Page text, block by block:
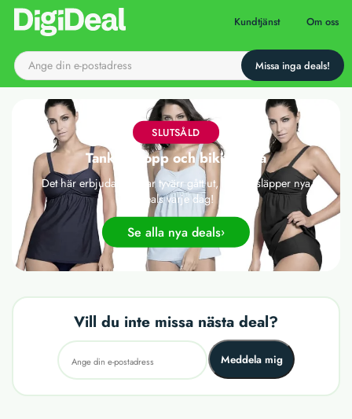
Till startsidan Kundtjänst Om oss
SLUTSÅLD
Tankini: topp och bikinibyxa
Det här erbjudandet har tyvärr gått ut, men vi släpper nya
deals varje dag!
Se alla nya deals
Vill du inte missa nästa deal?
Meddela mig